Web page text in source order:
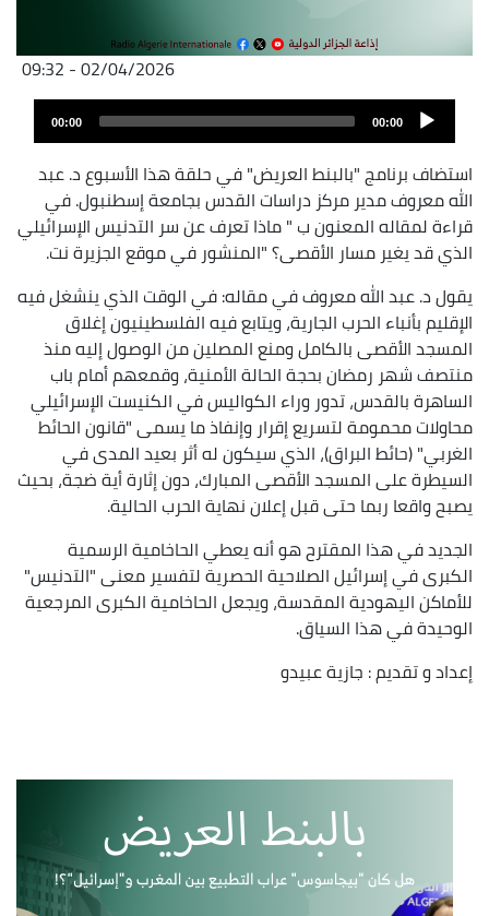
02/04/2026 - 09:32
Fichier
audio
00:00
00:00
استضاف برنامج "بالبنط العريض" في حلقة هذا الأسبوع د. عبد
الله معروف مدير مركز دراسات القدس بجامعة إسطنبول. في
قراءة لمقاله المعنون ب " ماذا تعرف عن سر التدنيس الإسرائيلي
الذي قد يغير مسار الأقصى؟ "المنشور في موقع الجزيرة نت.
يقول د. عبد الله معروف في مقاله: في الوقت الذي ينشغل فيه
الإقليم بأنباء الحرب الجارية، ويتابع فيه الفلسطينيون إغلاق
المسجد الأقصى بالكامل ومنع المصلين من الوصول إليه منذ
منتصف شهر رمضان بحجة الحالة الأمنية، وقمعهم أمام باب
الساهرة بالقدس، تدور وراء الكواليس في الكنيست الإسرائيلي
محاولات محمومة لتسريع إقرار وإنفاذ ما يسمى "قانون الحائط
الغربي" (حائط البراق)، الذي سيكون له أثر بعيد المدى في
السيطرة على المسجد الأقصى المبارك، دون إثارة أية ضجة، بحيث
يصبح واقعا ربما حتى قبل إعلان نهاية الحرب الحالية.
الجديد في هذا المقترح هو أنه يعطي الحاخامية الرسمية
الكبرى في إسرائيل الصلاحية الحصرية لتفسير معنى "التدنيس"
للأماكن اليهودية المقدسة، ويجعل الحاخامية الكبرى المرجعية
الوحيدة في هذا السياق.
إعداد و تقديم : جازية عبيدو